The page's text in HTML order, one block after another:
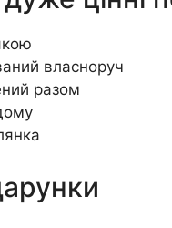
власноруч
разом